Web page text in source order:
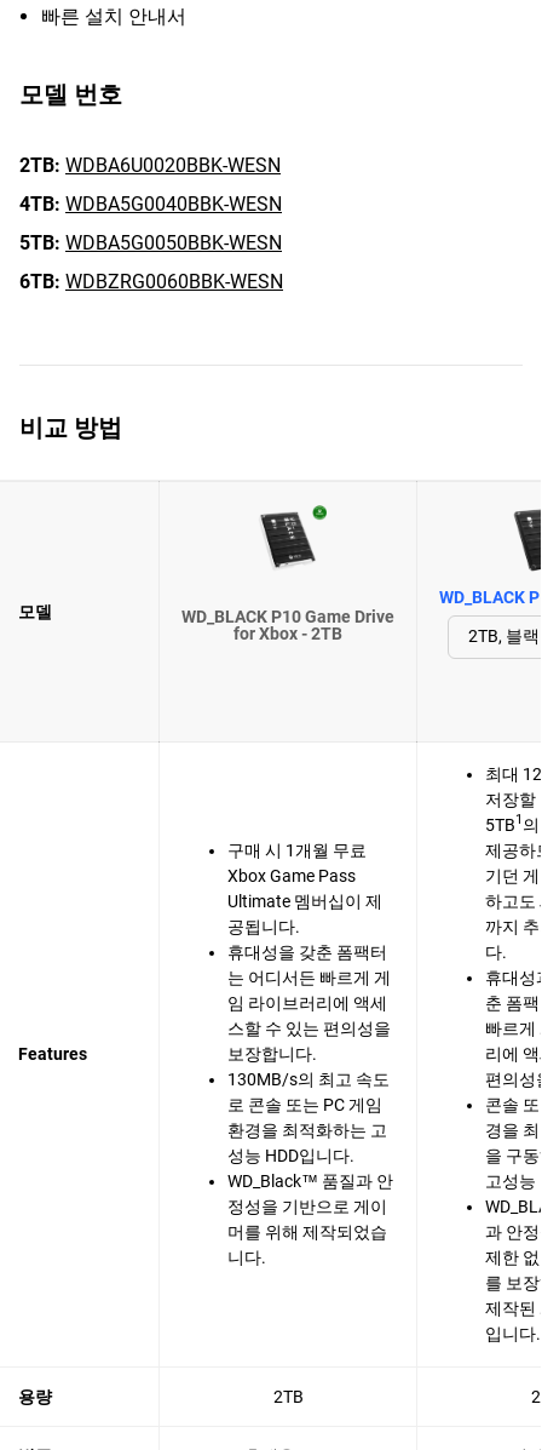
빠른 설치 안내서
모델 번호
2TB: WDBA6U0020BBK-WESN
4TB: WDBA5G0040BBK-WESN
5TB: WDBA5G0050BBK-WESN
6TB: WDBZRG0060BBK-WESN
비교 방법
모델
WD_BLACK P10 Game Drive
for Xbox - 2TB
WD_BLACK
Features
구매 시 1개월 무료
Xbox Game Pass
Ultimate 멤버십이 제
공됩니다.
휴대성을 갖춘 폼팩터
는 어디서든 빠르게 게
임 라이브러리에 액세
스할 수 있는 편의성을
보장합니다.
130MB/s의 최고 속도
로 콘솔 또는 PC 게임
환경을 최적화하는 고
성능 HDD입니다.
WD_Black™ 품질과 안
정성을 기반으로 게이
머를 위해 제작되었습
니다.
최대
저장할
5TB1
제공하
기던
하고도
까지
다.
휴대성
춘 폼
빠르게
리에
편의성
콘솔
경을
을 구
고성능
과 안
제한
를 보
제작된
입니다.
용량 2TB